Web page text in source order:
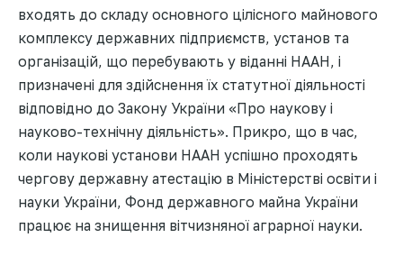
входять до складу основного цілісного майнового
комплексу державних підприємств, установ та
організацій, що перебувають у віданні НААН, і
призначені для здійснення їх статутної діяльності
відповідно до Закону України «Про наукову і
науково-технічну діяльність». Прикро, що в час,
коли наукові установи НААН успішно проходять
чергову державну атестацію в Міністерстві освіти і
науки України, Фонд державного майна України
працює на знищення вітчизняної аграрної науки.